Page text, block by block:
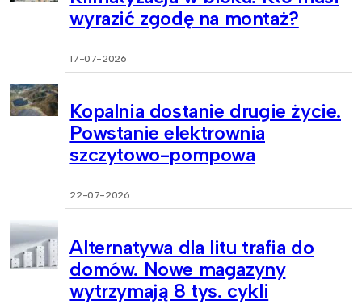
wyrazić zgodę na montaż?
17-07-2026
Kopalnia dostanie drugie życie.
Powstanie elektrownia
szczytowo-pompowa
22-07-2026
Alternatywa dla litu trafia do
domów. Nowe magazyny
wytrzymają 8 tys. cykli